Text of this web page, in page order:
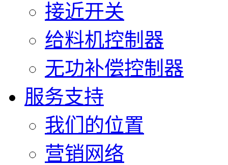
接近开关
给料机控制器
无功补偿控制器
服务支持
我们的位置
营销网络